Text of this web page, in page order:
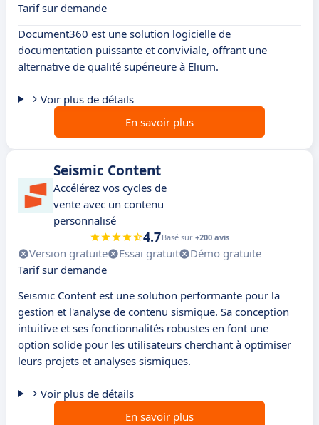
Tarif sur demande
Document360 est une solution logicielle de
documentation puissante et conviviale, offrant une
alternative de qualité supérieure à Elium.
Voir plus de détails
En savoir plus
Seismic Content
Accélérez vos cycles de
vente avec un contenu
personnalisé
4.7Basé sur +200 avis
Version gratuite Essai gratuit
Démo gratuite
Tarif sur demande
Seismic Content est une solution performante pour la
gestion et l'analyse de contenu sismique. Sa conception
intuitive et ses fonctionnalités robustes en font une
option solide pour les utilisateurs cherchant à optimiser
leurs projets et analyses sismiques.
Voir plus de détails
En savoir plus